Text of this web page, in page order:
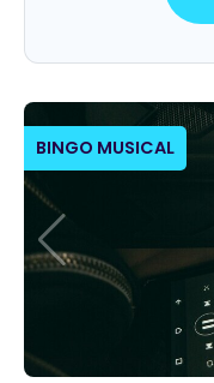
BINGO MUSICAL